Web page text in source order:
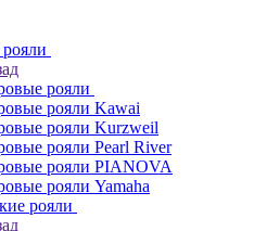
рояли
рояли Kawai
рояли Kurzweil
рояли Pearl River
рояли PIANOVA
рояли Yamaha
рояли